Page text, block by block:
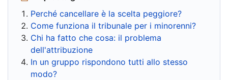
Perché cancellare è la scelta peggiore?
Come funziona il tribunale per i minorenni?
Chi ha fatto che cosa: il problema
dell'attribuzione
In un gruppo rispondono tutti allo stesso
modo?